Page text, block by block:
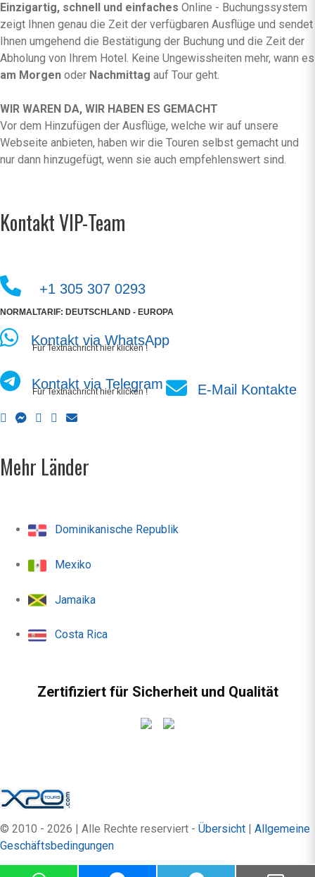
Einzigartig, schnell und einfaches Online - Buchungssystem
zeigt Ihnen genau die Zeit der verfügbaren Ausflüge und sendet
Ihnen umgehend die Bestätigung der Buchung und die Zeit der
Abholung von Ihrem Hotel. Keine Ungewissheiten mehr, wann es
am Morgen oder Nachmittag auf Tour geht.
WIR WAREN DA, WIR HABEN ES GEMACHT
Vor dem Hinzufügen der Ausflüge, welche wir auf unsere
Webseite anbieten, haben wir die Touren selbst gemacht und
nur dann hinzugefügt, wenn sie auch empfehlenswert sind.
Kontakt VIP-Team
+1 305 307 0293
NORMALTARIF: DEUTSCHLAND - EUROPA
Kontakt via WhatsApp
Für Textnachricht hier klicken !
Kontakt via Telegram
Für Textnachricht hier klicken ! E-Mail Kontakte
Mehr Länder
Dominikanische Republik
Mexiko
Jamaika
Costa Rica
Zertifiziert für Sicherheit und Qualität
© 2010 - 2026 | Alle Rechte reserviert - Übersicht | Allgemeine
Geschäftsbedingungen